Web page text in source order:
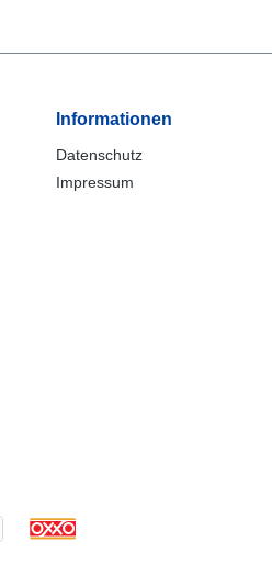
Informationen
Datenschutz
Impressum